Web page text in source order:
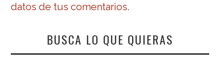
datos de tus comentarios.
BUSCA LO QUE QUIERAS